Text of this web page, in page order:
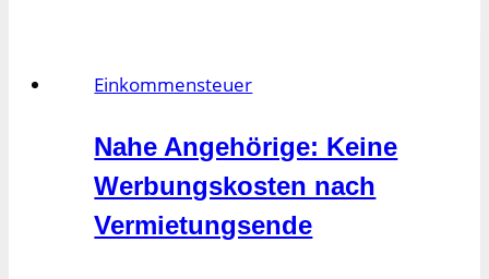
müssen
eine
Einkommensteuererklärung
abgeben
Einkommensteuer
Nahe Angehörige: Keine
Werbungskosten nach
Vermietungsende